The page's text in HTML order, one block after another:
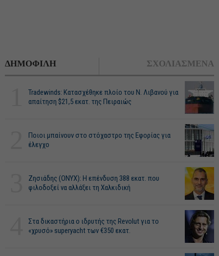
ΔΗΜΟΦΙΛΗ ΣΧΟΛΙΑΣΜΕΝΑ
Tradewinds: Κατασχέθηκε πλοίο του Ν. Λιβανού για
απαίτηση $21,5 εκατ. της Πειραιώς
Ποιοι μπαίνουν στο στόχαστρο της Εφορίας για
έλεγχο
Ζησιάδης (ONYX): Η επένδυση 388 εκατ. που
φιλοδοξεί να αλλάξει τη Χαλκιδική
Στα δικαστήρια ο ιδρυτής της Revolut για το
«χρυσό» superyacht των €350 εκατ.